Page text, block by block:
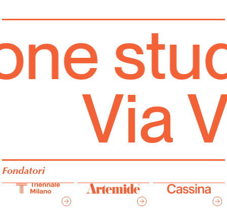
Via
Fondatori